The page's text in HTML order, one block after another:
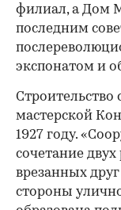
филиал, а Дом
последним
экспонатом и
Строительство
мастерской
1927 году.
сочетание
врезанных друг
стороны